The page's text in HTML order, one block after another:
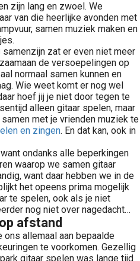
zijn lang en zwoel. We
van die heerlijke avonden met
samen muziek maken en
zat er even niet meer
de versoepelingen op
normaal samen kunnen en
Wie weet komt er nog wel
hoef jij je niet door tegen te
alleen gitaar spelen, maar
met je vrienden muziek te
en zingen. En dat kan, ook in
ondanks alle beperkingen
waarop we samen gitaar
want daar hebben we in de
het opeens prima mogelijk
te spelen, ook als je niet
nog niet over nagedacht…
afstand
allemaal aan bepaalde
te voorkomen. Gezellig
gitaar spelen was lange tijd